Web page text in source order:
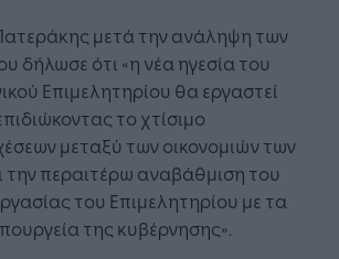
μετά την ανάληψη των
δήλωσε ότι «η νέα ηγεσία του
Επιμελητηρίου θα εργαστεί
το χτίσιμο
μεταξύ των οικονομιών των
περαιτέρω αναβάθμιση του
του Επιμελητηρίου με τα
της κυβέρνησης».